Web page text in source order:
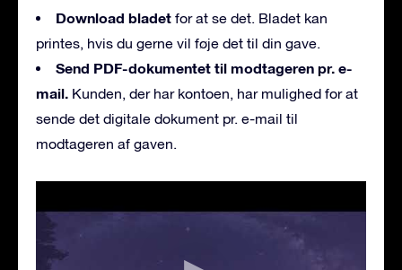
Download bladet for at se det. Bladet kan
printes, hvis du gerne vil føje det til din gave.
Send PDF-dokumentet til modtageren pr. e-
mail. Kunden, der har kontoen, har mulighed for at
sende det digitale dokument pr. e-mail til
modtageren af gaven.